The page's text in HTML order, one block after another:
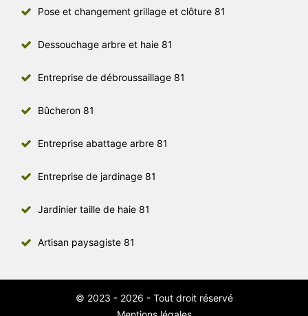
Pose et changement grillage et clôture 81
Dessouchage arbre et haie 81
Entreprise de débroussaillage 81
Bûcheron 81
Entreprise abattage arbre 81
Entreprise de jardinage 81
Jardinier taille de haie 81
Artisan paysagiste 81
© 2023 - 2026 - Tout droit réservé